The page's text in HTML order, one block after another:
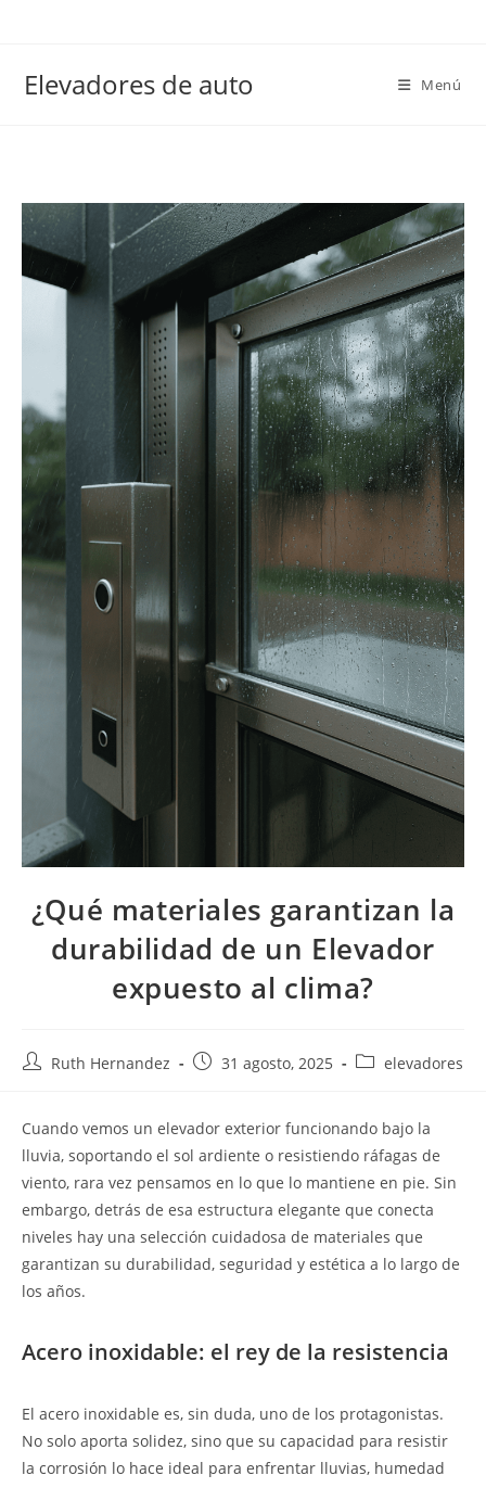
Elevadores de auto Menú
¿Qué materiales garantizan la
durabilidad de un Elevador
expuesto al clima?
Ruth Hernandez 31 agosto, 2025 elevadores
Cuando vemos un elevador exterior funcionando bajo la
lluvia, soportando el sol ardiente o resistiendo ráfagas de
viento, rara vez pensamos en lo que lo mantiene en pie. Sin
embargo, detrás de esa estructura elegante que conecta
niveles hay una selección cuidadosa de materiales que
garantizan su durabilidad, seguridad y estética a lo largo de
los años.
Acero inoxidable: el rey de la resistencia
El acero inoxidable es, sin duda, uno de los protagonistas.
No solo aporta solidez, sino que su capacidad para resistir
la corrosión lo hace ideal para enfrentar lluvias, humedad